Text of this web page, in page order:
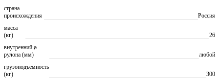
страна
происхождения
Россия
масса
(кг)
26
внутренний ø
рулона (мм)
любой
грузоподъемность
(кг)
300